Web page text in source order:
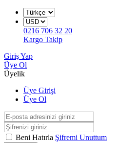
0216 706 32 20
Kargo Takip
Giriş Yap
Üye Ol
Üyelik
Üye Girişi
Üye Ol
Beni Hatırla Şifremi Unuttum